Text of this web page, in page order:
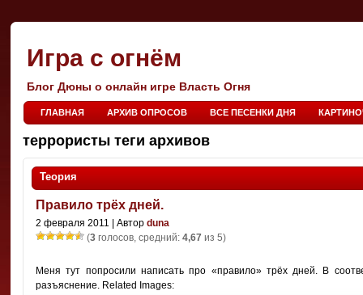
Игра с огнём
Блог Дюны о онлайн игре Власть Огня
ГЛАВНАЯ АРХИВ ОПРОСОВ ВСЕ ПЕСЕНКИ ДНЯ
террористы теги архивов
Теория
Правило трёх дней.
2 февраля 2011 | Автор duna
(3 голосов, средний: 4,67 из 5)
Меня тут попросили написать про «правило» трёх дней. В
разъяснение. Related Images: